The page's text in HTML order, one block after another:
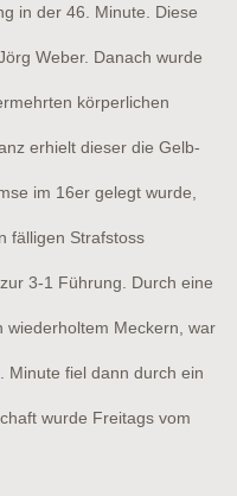
in der 46. Minute. Diese
Weber. Danach wurde
körperlichen
erhielt dieser die Gelb-
im 16er gelegt wurde,
fälligen Strafstoss
3-1 Führung. Durch eine
wiederholtem Meckern, war
Minute fiel dann durch ein
wurde Freitags vom